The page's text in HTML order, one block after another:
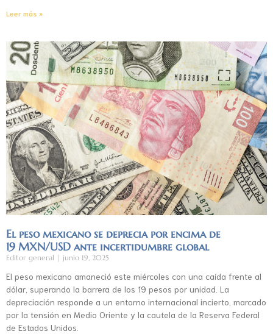
Leer más »
El peso mexicano se deprecia por encima de
19 MXN/USD ante incertidumbre global
Editor general junio 19, 2025
El peso mexicano amaneció este miércoles con una caída frente al
dólar, superando la barrera de los 19 pesos por unidad. La
depreciación responde a un entorno internacional incierto, marcado
por la tensión en Medio Oriente y la cautela de la Reserva Federal
de Estados Unidos.